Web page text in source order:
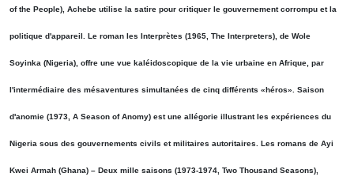
of the People), Achebe utilise la satire pour critiquer le gouvernement corrompu et la
politique d'appareil. Le roman les Interprètes (1965, The Interpreters), de Wole
Soyinka (Nigeria), offre une vue kaléidoscopique de la vie urbaine en Afrique, par
l'intermédiaire des mésaventures simultanées de cinq différents «héros». Saison
d'anomie (1973, A Season of Anomy) est une allégorie illustrant les expériences du
Nigeria sous des gouvernements civils et militaires autoritaires. Les romans de Ayi
Kwei Armah (Ghana) – Deux mille saisons (1973-1974, Two Thousand Seasons),